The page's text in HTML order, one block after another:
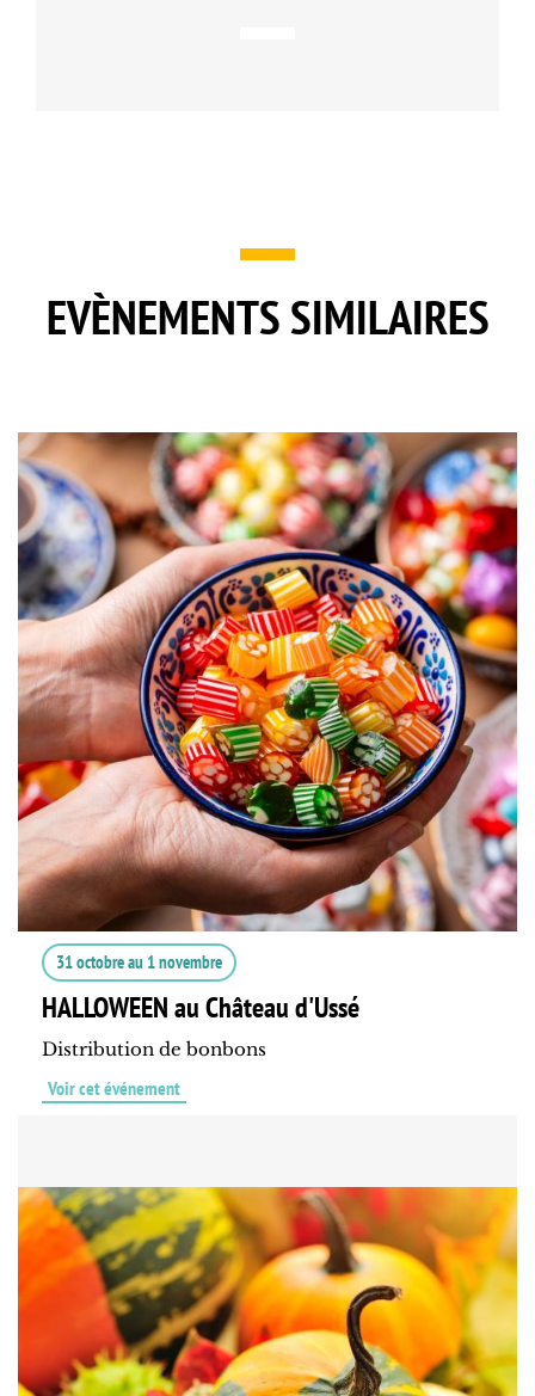
EVÈNEMENTS SIMILAIRES
31 octobreau 1 novembre
HALLOWEEN au Château d'Ussé
Distribution de bonbons
Voir cet événement